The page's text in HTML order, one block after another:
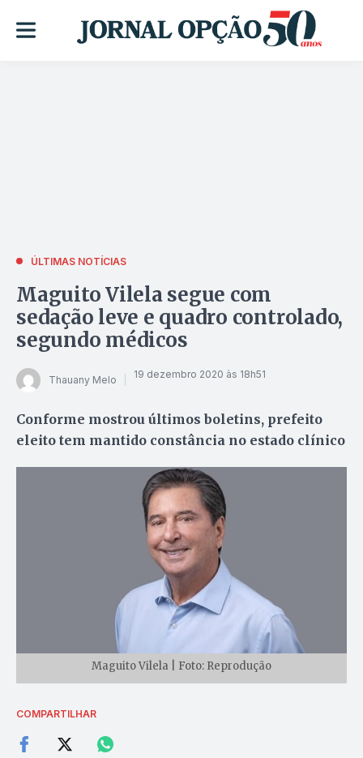
ÚLTIMAS NOTÍCIAS
Maguito Vilela segue com
sedação leve e quadro controlado,
segundo médicos
Thauany Melo 19 dezembro 2020 às 18h51
Conforme mostrou últimos boletins, prefeito
eleito tem mantido constância no estado clínico
Maguito Vilela | Foto: Reprodução
COMPARTILHAR